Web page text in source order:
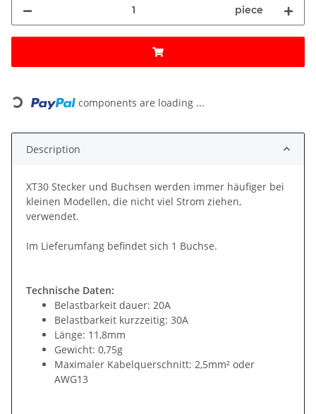
piece
Loading... components are loading ...
Description
XT30 Stecker und Buchsen werden immer häufiger bei
kleinen Modellen, die nicht viel Strom ziehen,
verwendet.
Im Lieferumfang befindet sich 1 Buchse.
Technische Daten:
Belastbarkeit dauer: 20A
Belastbarkeit kurzzeitig: 30A
Länge: 11,8mm
Gewicht: 0,75g
Maximaler Kabelquerschnitt: 2,5mm² oder
AWG13